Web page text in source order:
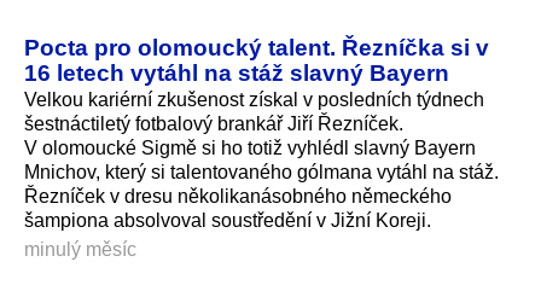
Pocta pro olomoucký talent. Řezníčka si v
16 letech vytáhl na stáž slavný Bayern
Velkou kariérní zkušenost získal v posledních týdnech
šestnáctiletý fotbalový brankář Jiří Řezníček.
V olomoucké Sigmě si ho totiž vyhlédl slavný Bayern
Mnichov, který si talentovaného gólmana vytáhl na stáž.
Řezníček v dresu několikanásobného německého
šampiona absolvoval soustředění v Jižní Koreji.
minulý měsíc